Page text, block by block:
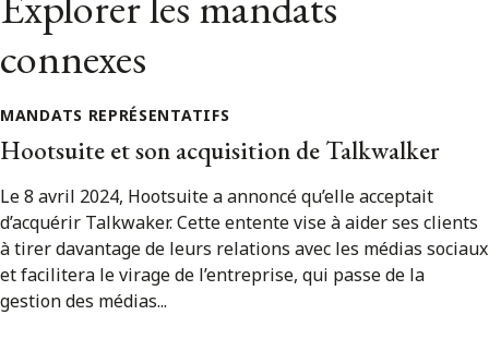
connexes
MANDATS REPRÉSENTATIFS
Hootsuite et son acquisition de Talkwalker
Le 8 avril 2024, Hootsuite a annoncé qu’elle acceptait
d’acquérir Talkwaker. Cette entente vise à aider ses clients
à tirer davantage de leurs relations avec les médias sociaux
et facilitera le virage de l’entreprise, qui passe de la
gestion des médias...